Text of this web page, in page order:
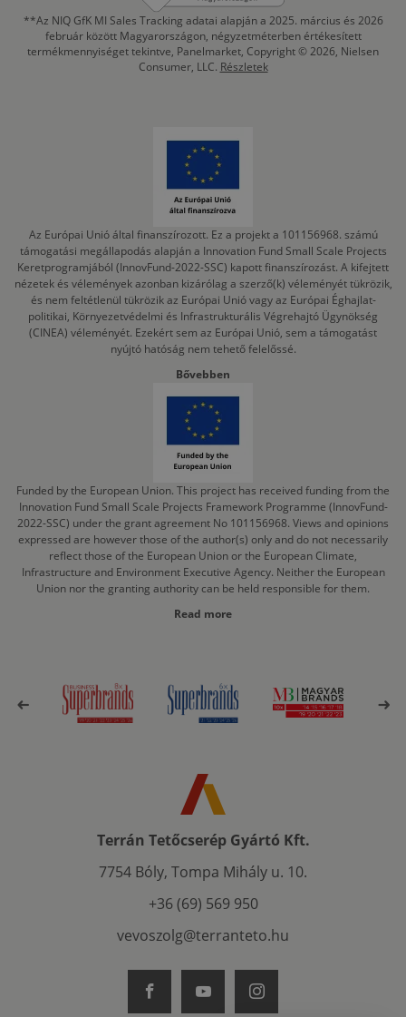
**Az NIQ GfK MI Sales Tracking adatai alapján a 2025. március és 2026
február között Magyarországon, négyzetméterben értékesített
termékmennyiséget tekintve, Panelmarket, Copyright © 2026, Nielsen
Consumer, LLC. Részletek
Az Európai Unió által finanszírozott. Ez a projekt a 101156968. számú
támogatási megállapodás alapján a Innovation Fund Small Scale Projects
Keretprogramjából (InnovFund-2022-SSC) kapott finanszírozást. A kifejtett
nézetek és vélemények azonban kizárólag a szerző(k) véleményét tükrözik,
és nem feltétlenül tükrözik az Európai Unió vagy az Európai Éghajlat-
politikai, Környezetvédelmi és Infrastrukturális Végrehajtó Ügynökség
(CINEA) véleményét. Ezekért sem az Európai Unió, sem a támogatást
nyújtó hatóság nem tehető felelőssé.
Bővebben
Funded by the European Union. This project has received funding from the
Innovation Fund Small Scale Projects Framework Programme (InnovFund-
2022-SSC) under the grant agreement No 101156968. Views and opinions
expressed are however those of the author(s) only and do not necessarily
reflect those of the European Union or the European Climate,
Infrastructure and Environment Executive Agency. Neither the European
Union nor the granting authority can be held responsible for them.
Read more
Terrán Tetőcserép Gyártó Kft.
7754 Bóly, Tompa Mihály u. 10.
+36 (69) 569 950
vevoszolg@terranteto.hu